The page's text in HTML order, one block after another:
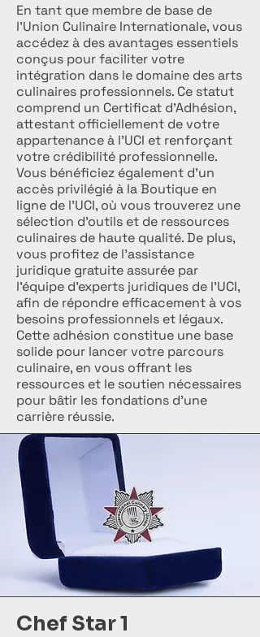
En tant que membre de base de
l’Union Culinaire Internationale, vous
accédez à des avantages essentiels
conçus pour faciliter votre
intégration dans le domaine des arts
culinaires professionnels. Ce statut
comprend un Certificat d’Adhésion,
attestant officiellement de votre
appartenance à l’UCI et renforçant
votre crédibilité professionnelle.
Vous bénéficiez également d’un
accès privilégié à la Boutique en
ligne de l’UCI, où vous trouverez une
sélection d’outils et de ressources
culinaires de haute qualité. De plus,
vous profitez de l’assistance
juridique gratuite assurée par
l’équipe d’experts juridiques de l’UCI,
afin de répondre efficacement à vos
besoins professionnels et légaux.
Cette adhésion constitue une base
solide pour lancer votre parcours
culinaire, en vous offrant les
ressources et le soutien nécessaires
pour bâtir les fondations d’une
carrière réussie.
Chef Star 1